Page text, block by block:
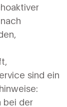
sind ein
bei der